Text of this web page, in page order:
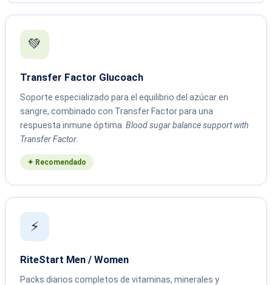
💚
Transfer Factor Glucoach
Soporte especializado para el equilibrio del azúcar en
sangre, combinado con Transfer Factor para una
respuesta inmune óptima. Blood sugar balance support with
Transfer Factor.
✦ Recomendado
⚡
RiteStart Men / Women
Packs diarios completos de vitaminas, minerales y